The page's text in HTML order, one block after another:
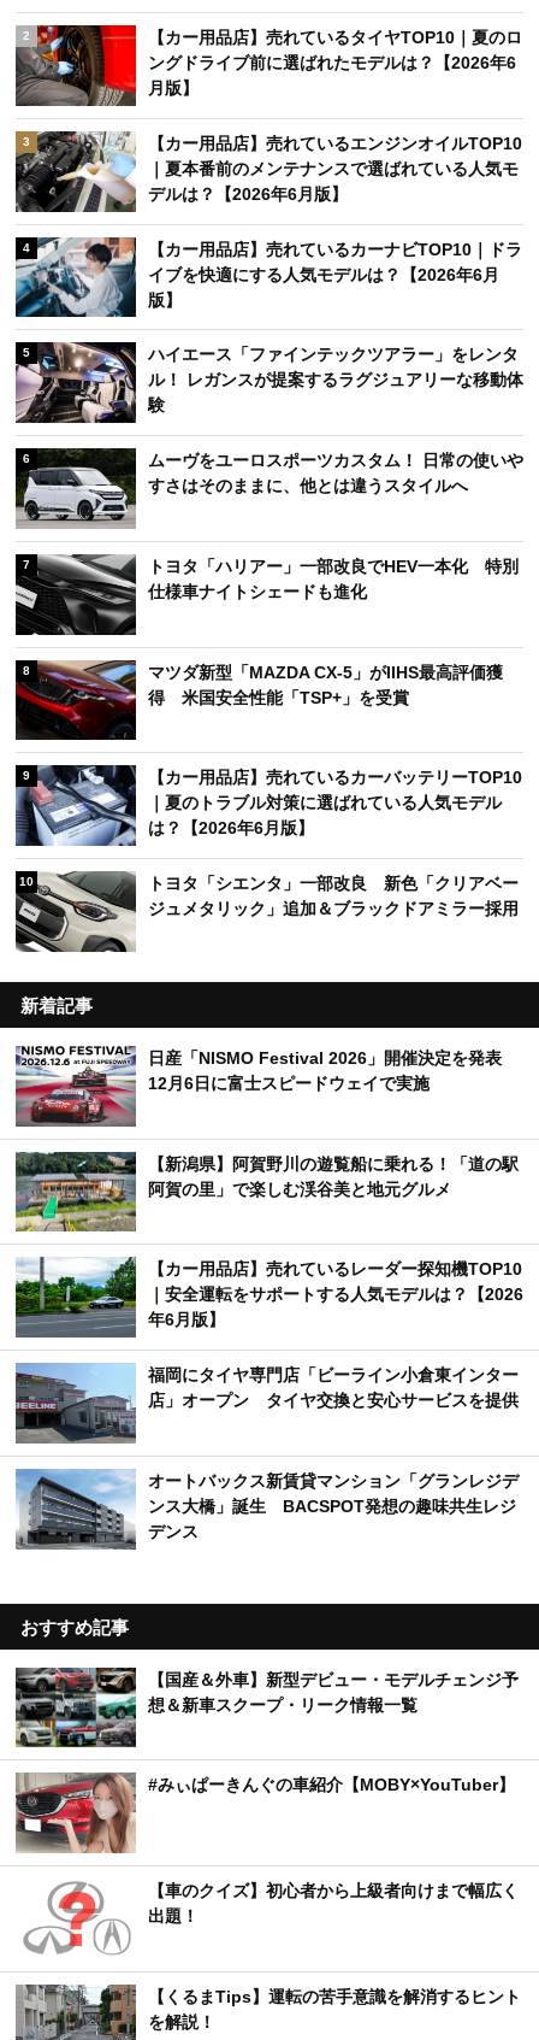
2
【カー用品店】売れているタイヤTOP10｜夏のロ
ングドライブ前に選ばれたモデルは？【2026年6
月版】
3
【カー用品店】売れているエンジンオイルTOP10
｜夏本番前のメンテナンスで選ばれている人気モ
デルは？【2026年6月版】
4
【カー用品店】売れているカーナビTOP10｜ドラ
イブを快適にする人気モデルは？【2026年6月
版】
5
ハイエース「ファインテックツアラー」をレンタ
ル！ レガンスが提案するラグジュアリーな移動体
験
6
ムーヴをユーロスポーツカスタム！ 日常の使いや
すさはそのままに、他とは違うスタイルへ
7
トヨタ「ハリアー」一部改良でHEV一本化 特別
仕様車ナイトシェードも進化
8
マツダ新型「MAZDA CX-5」がIIHS最高評価獲
得 米国安全性能「TSP+」を受賞
9
【カー用品店】売れているカーバッテリーTOP10
｜夏のトラブル対策に選ばれている人気モデル
は？【2026年6月版】
10
トヨタ「シエンタ」一部改良 新色「クリアベー
ジュメタリック」追加＆ブラックドアミラー採用
新着記事
日産「NISMO Festival 2026」開催決定を発表
12月6日に富士スピードウェイで実施
【新潟県】阿賀野川の遊覧船に乗れる！「道の駅
阿賀の里」で楽しむ渓谷美と地元グルメ
【カー用品店】売れているレーダー探知機TOP10
｜安全運転をサポートする人気モデルは？【2026
年6月版】
福岡にタイヤ専門店「ビーライン小倉東インター
店」オープン タイヤ交換と安心サービスを提供
オートバックス新賃貸マンション「グランレジデ
ンス大橋」誕生 BACSPOT発想の趣味共生レジ
デンス
おすすめ記事
【国産＆外車】新型デビュー・モデルチェンジ予
想＆新車スクープ・リーク情報一覧
#みぃぱーきんぐの車紹介【MOBY×YouTuber】
【車のクイズ】初心者から上級者向けまで幅広く
出題！
【くるまTips】運転の苦手意識を解消するヒント
を解説！